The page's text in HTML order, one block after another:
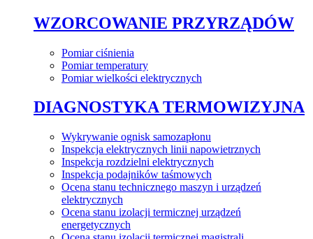
WZORCOWANIE PRZYRZĄDÓW
Pomiar ciśnienia
Pomiar temperatury
Pomiar wielkości elektrycznych
DIAGNOSTYKA TERMOWIZYJNA
Wykrywanie ognisk samozapłonu
Inspekcja elektrycznych linii napowietrznych
Inspekcja rozdzielni elektrycznych
Inspekcja podajników taśmowych
Ocena stanu technicznego maszyn i urządzeń
elektrycznych
Ocena stanu izolacji termicznej urządzeń
energetycznych